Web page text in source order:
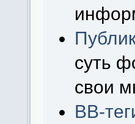
суть
свои
BB-